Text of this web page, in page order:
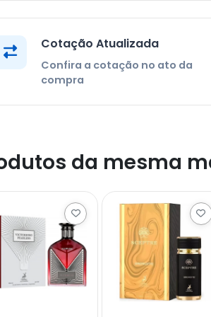
Cotação Atualizada
Confira a cotação no ato da
compra
da mesma